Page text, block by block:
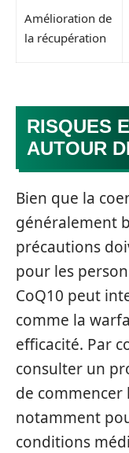
Amélioration de
la récupération
RISQUES
AUTOUR
Bien que la
généralement
précautions
pour les
CoQ10 peut
comme la
efficacité. Par
consulter un
de
notamment
conditions